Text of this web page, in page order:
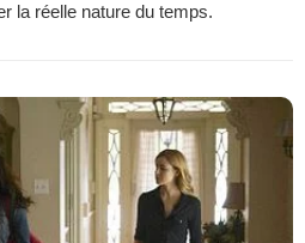
la réelle nature du temps.